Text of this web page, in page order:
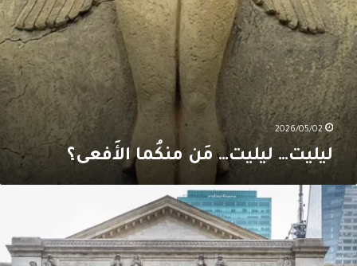
2026/05/02
ليليت… ليليت… مَن منكُما الأَفعى؟
نساء
رائدات
في
إِدارة
المكتبات